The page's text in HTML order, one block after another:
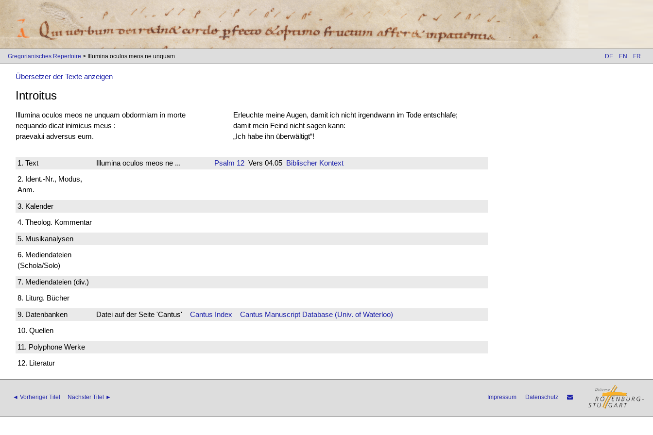
Gregorianisches Repertoire > Illumina oculos meos ne unquam DE EN FR
Übersetzer der Texte anzeigen
Introitus
Illumina oculos meos ne unquam obdormiam in morte
nequando dicat inimicus meus :
praevalui adversus eum.
Erleuchte meine Augen, damit ich nicht irgendwann im Tode entschlafe;
damit mein Feind nicht sagen kann:
„Ich habe ihn überwältigt“!
1. Text Illumina oculos meos ne ... Psalm 12Vers 04.05 Biblischer Kontext
2. Ident.-Nr., Modus,
Anm.
3. Kalender
4. Theolog. Kommentar
5. Musikanalysen
6. Mediendateien
(Schola/Solo)
7. Mediendateien (div.)
8. Liturg. Bücher
9. Datenbanken
Datei auf der Seite 'Cantus' Cantus Index
Cantus Manuscript Database (Univ. of Waterloo)
10. Quellen
11. Polyphone Werke
12. Literatur
◄ Vorheriger Titel Nächster Titel ► Impressum Datenschutz